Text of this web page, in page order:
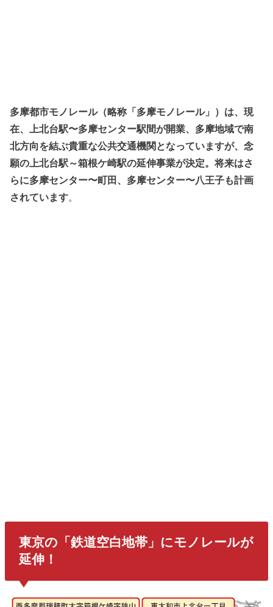
多摩都市モノレール（略称「多摩モノレール」）は、現
在、上北台駅〜多摩センター駅間が開業、多摩地域で南
北方向を結ぶ貴重な公共交通機関となっていますが、念
願の上北台駅～箱根ケ崎駅の延伸事業が決定。将来はさ
らに多摩センター〜町田、多摩センター〜八王子も計画
されています。
東京の「鉄道空白地帯」にモノレールが
延伸！